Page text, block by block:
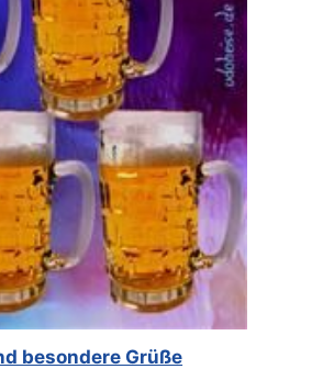
besondere Grüße